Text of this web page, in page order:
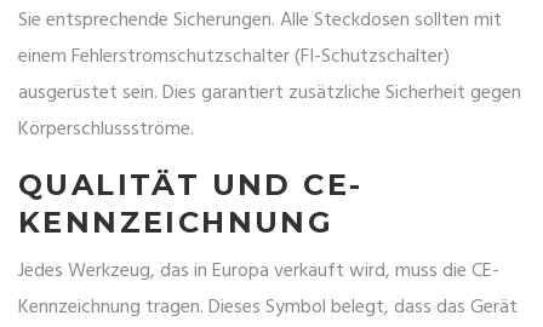
Sie entsprechende Sicherungen. Alle Steckdosen sollten mit
einem Fehlerstromschutzschalter (FI-Schutzschalter)
ausgerüstet sein. Dies garantiert zusätzliche Sicherheit gegen
Körperschlussströme.
QUALITÄT UND CE-
KENNZEICHNUNG
Jedes Werkzeug, das in Europa verkauft wird, muss dieCE-
Kennzeichnung tragen. Dieses Symbol belegt, dass das Gerät